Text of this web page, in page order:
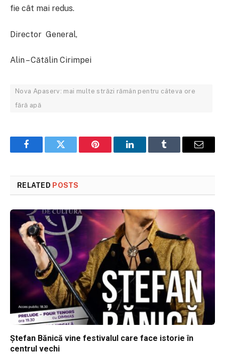
fie cât mai redus.
Director General,
Alin – Cătălin Cirimpei
Nova Apaserv: mai multe străzi rămân pentru câteva ore
fără apă
FacebookTwitter Pinterest LinkedInTumblr Email
RELATED POSTS
Ștefan Bănică vine festivalul care face istorie în
centrul vechi